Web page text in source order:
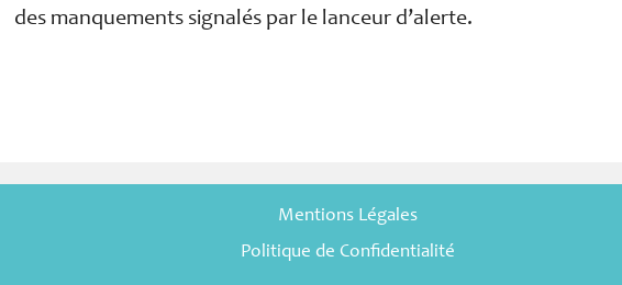
des manquements signalés par le lanceur d’alerte.
Mentions Légales
Politique de Confidentialité